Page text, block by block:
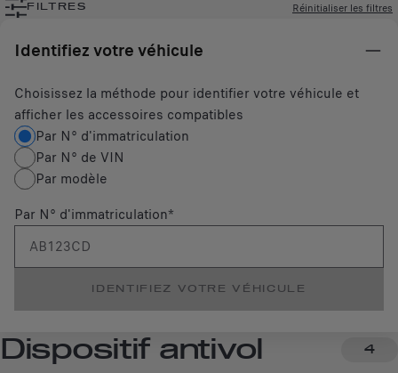
FILTRES Réinitialiser les filtres
Identifiez votre véhicule
Choisissez la méthode pour identifier votre véhicule et
afficher les accessoires compatibles
Par N° d'immatriculation
Par modèle
Par N° de VIN
Par N° d'immatriculation*
IDENTIFIEZ VOTRE VÉHICULE
Dispositif antivol 4